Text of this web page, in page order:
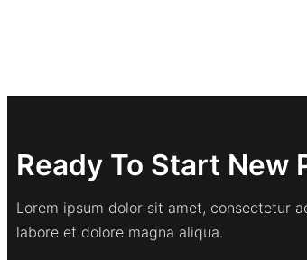
Ready To Start New
Lorem ipsum dolor sit amet, consectetur
labore et dolore magna aliqua.